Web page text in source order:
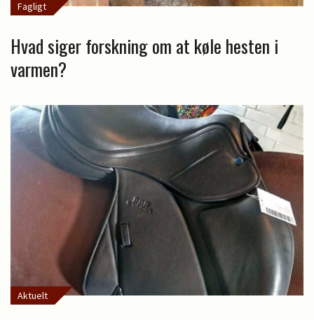
Fagligt
Hvad siger forskning om at køle hesten i
varmen?
Aktuelt